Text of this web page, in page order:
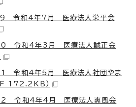
令和4年7月 医療法人栄平会
令和4年3月 医療法人誠正会
令和4年5月 医療法人社団やま
172.2KB）
令和4年4月 医療法人爽風会